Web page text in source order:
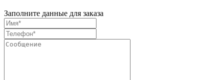
Заполните данные для заказа